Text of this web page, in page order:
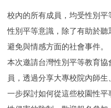
校內的所有成員，均受性別
性別平等意識，除了有助於
避免與情感方面的社會事件。
本次邀請台灣性別平等教育
員，透過分享大專校院內師
一步探討如何從這些校園性